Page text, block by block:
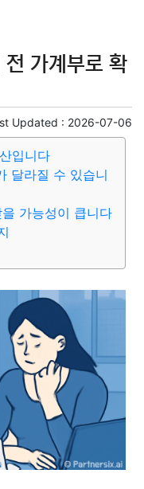
가계부로 확
Updated : 2026-07-06
입니다
달라질 수 있습니
가능성이 큽니다